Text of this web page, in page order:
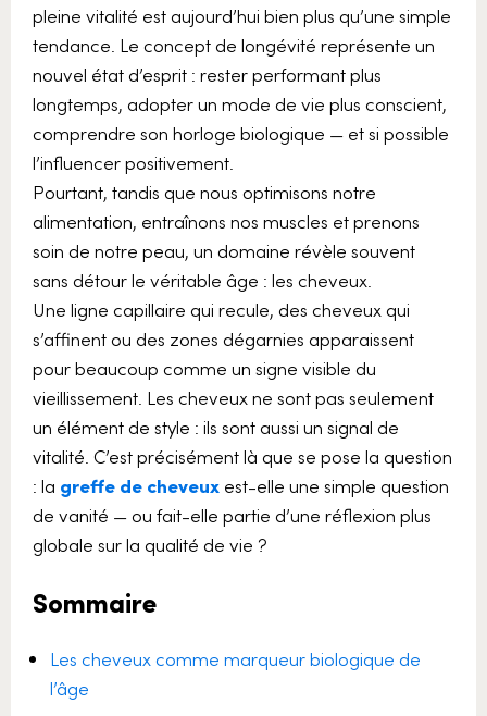
pleine vitalité est aujourd’hui bien plus qu’une simple
tendance. Le concept de longévité représente un
nouvel état d’esprit : rester performant plus
longtemps, adopter un mode de vie plus conscient,
comprendre son horloge biologique — et si possible
l’influencer positivement.
Pourtant, tandis que nous optimisons notre
alimentation, entraînons nos muscles et prenons
soin de notre peau, un domaine révèle souvent
sans détour le véritable âge : les cheveux.
Une ligne capillaire qui recule, des cheveux qui
s’affinent ou des zones dégarnies apparaissent
pour beaucoup comme un signe visible du
vieillissement. Les cheveux ne sont pas seulement
un élément de style : ils sont aussi un signal de
vitalité. C’est précisément là que se pose la question
: la greffe de cheveux est-elle une simple question
de vanité — ou fait-elle partie d’une réflexion plus
globale sur la qualité de vie ?
Sommaire
Les cheveux comme marqueur biologique de
l’âge